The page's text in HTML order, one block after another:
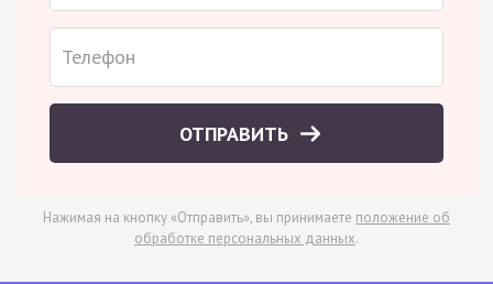
ОТПРАВИТЬ
Нажимая на кнопку «Отправить», вы принимаете положение об
обработке персональных данных.